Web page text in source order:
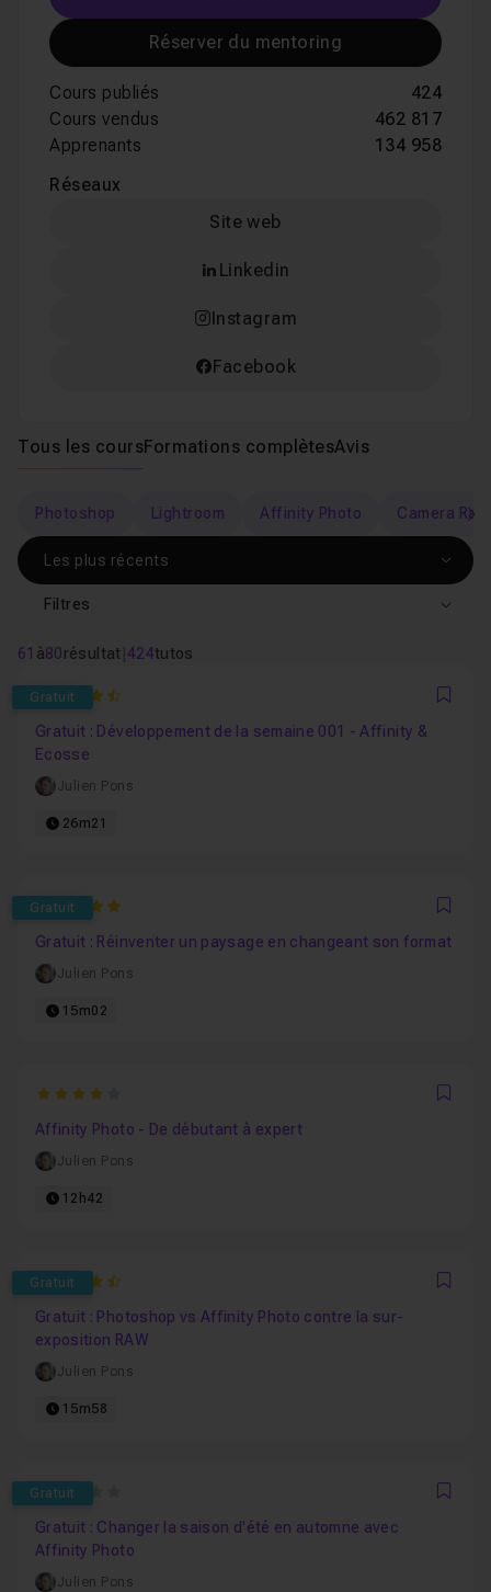
Réserver du mentoring
Cours publiés
424
Cours vendus
462 817
Apprenants
134 958
Réseaux
Site web
Linkedin
Instagram
Facebook
Tous les coursFormations complètesAvis
Photoshop Lightroom Affinity Photo Camera Raw
61 à80résultat 424tutos
Filtres
Gratuit
4.8
Gratuit : Développement de la semaine 001 - Affinity &
Ecosse
Julien Pons
26m21
Gratuit
5
Gratuit : Réinventer un paysage en changeant son format
Julien Pons
15m02
4
Affinity Photo - De débutant à expert
Julien Pons
12h42
Gratuit
4.3636363636364
Gratuit : Photoshop vs Affinity Photo contre la sur-
exposition RAW
Julien Pons
15m58
Gratuit
3
Gratuit : Changer la saison d'été en automne avec
Affinity Photo
Julien Pons